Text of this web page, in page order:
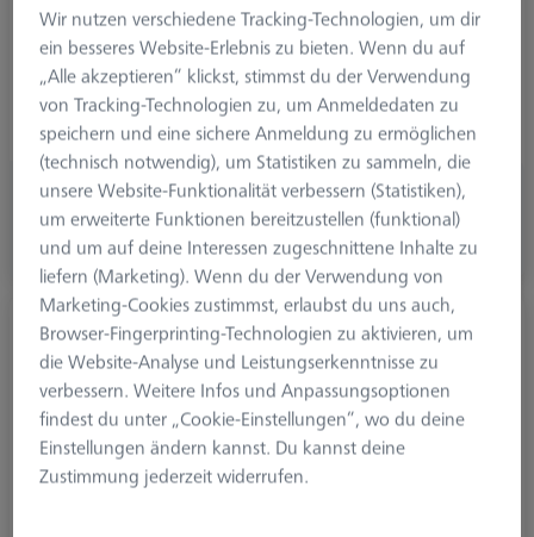
Schaftmaterial
Hartmetall
System
M3
Messlänge (ML)
9.0 mm
Ø Schaft (DS)
1.0 mm
Tasterform
Gerade
CHF 32.00
zzgl. USt.
Verfügbar
Taster gerade M3, DK3 L40
602030-8113-000
Wir nutzen verschiedene Tracking-Technologien, um dir
ein besseres Website-Erlebnis zu bieten. Wenn du auf
„Alle akzeptieren“ klickst, stimmst du der Verwendung
von Tracking-Technologien zu, um Anmeldedaten zu
speichern und eine sichere Anmeldung zu ermöglichen
(technisch notwendig), um Statistiken zu sammeln, die
unsere Website-Funktionalität verbessern (Statistiken),
um erweiterte Funktionen bereitzustellen (funktional)
und um auf deine Interessen zugeschnittene Inhalte zu
liefern (Marketing). Wenn du der Verwendung von
Marketing-Cookies zustimmst, erlaubst du uns auch,
Browser-Fingerprinting-Technologien zu aktivieren, um
die Website-Analyse und Leistungserkenntnisse zu
verbessern. Weitere Infos und Anpassungsoptionen
findest du unter „Cookie-Einstellungen“, wo du deine
Einstellungen ändern kannst. Du kannst deine
Zustimmung jederzeit widerrufen.